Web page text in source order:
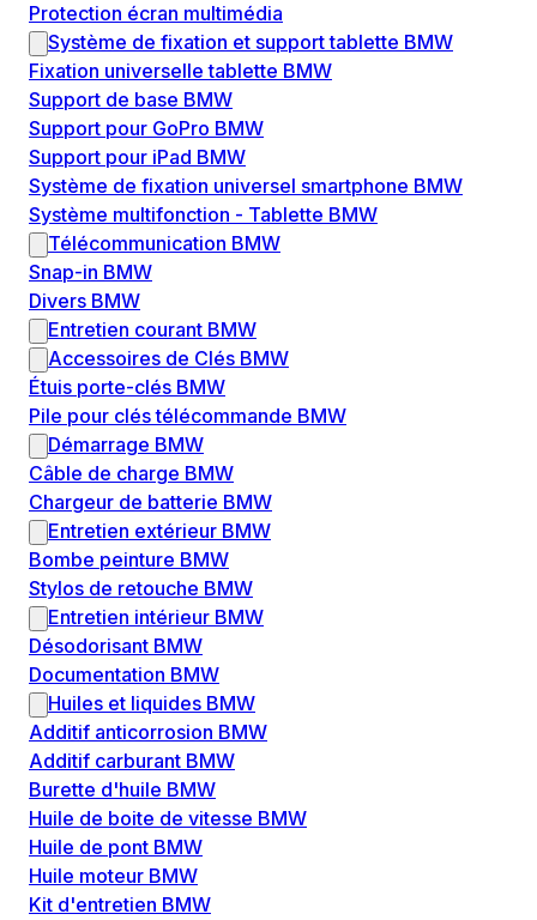
Protection écran multimédia
Système de fixation et support tablette BMW
Fixation universelle tablette BMW
Support de base BMW
Support pour GoPro BMW
Support pour iPad BMW
Système de fixation universel smartphone BMW
Système multifonction - Tablette BMW
Télécommunication BMW
Snap-in BMW
Divers BMW
Entretien courant BMW
Accessoires de Clés BMW
Étuis porte-clés BMW
Pile pour clés télécommande BMW
Démarrage BMW
Câble de charge BMW
Chargeur de batterie BMW
Entretien extérieur BMW
Bombe peinture BMW
Stylos de retouche BMW
Entretien intérieur BMW
Désodorisant BMW
Documentation BMW
Huiles et liquides BMW
Additif anticorrosion BMW
Additif carburant BMW
Burette d'huile BMW
Huile de boite de vitesse BMW
Huile de pont BMW
Huile moteur BMW
Kit d'entretien BMW